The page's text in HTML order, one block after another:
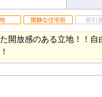
開放感のある立地！！自